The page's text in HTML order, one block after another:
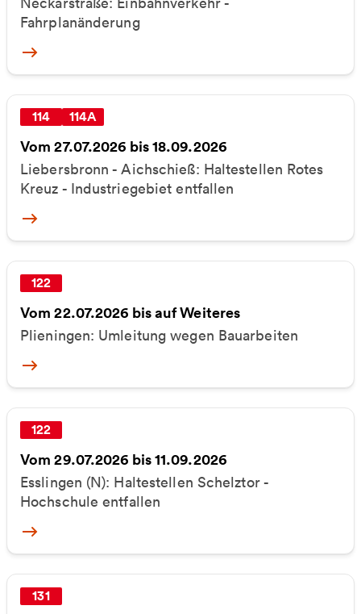
Fahrplanänderung
More
114 114A
Vom 27.07.2026 bis 18.09.2026
Liebersbronn - Aichschieß: Haltestellen Rotes
Kreuz - Industriegebiet entfallen
More
122
Vom 22.07.2026 bis auf Weiteres
Plieningen: Umleitung wegen Bauarbeiten
More
122
Vom 29.07.2026 bis 11.09.2026
Esslingen (N): Haltestellen Schelztor -
Hochschule entfallen
More
131